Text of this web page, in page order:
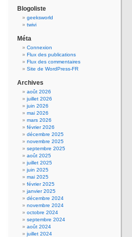
Blogoliste
geeksworld
twivi
Méta
Connexion
Flux des publications
Flux des commentaires
Site de WordPress-FR
Archives
août 2026
juillet 2026
juin 2026
mai 2026
mars 2026
février 2026
décembre 2025
novembre 2025
septembre 2025
août 2025
juillet 2025
juin 2025
mai 2025
février 2025
janvier 2025
décembre 2024
novembre 2024
octobre 2024
septembre 2024
août 2024
juillet 2024